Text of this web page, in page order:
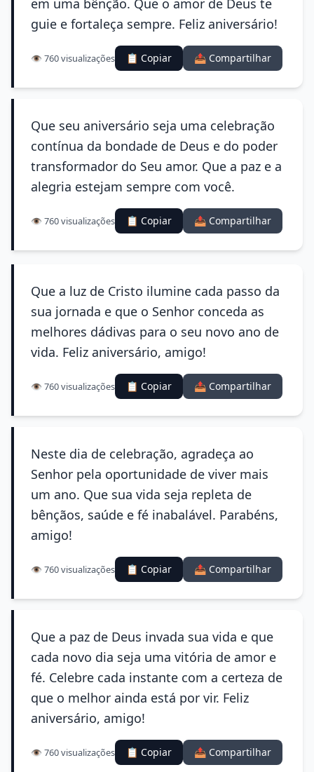
em uma bênção. Que o amor de Deus te
guie e fortaleça sempre. Feliz aniversário!
👁️ 760 visualizações 📋 Copiar 📤 Compartilhar
Que seu aniversário seja uma celebração
contínua da bondade de Deus e do poder
transformador do Seu amor. Que a paz e a
alegria estejam sempre com você.
👁️ 760 visualizações 📋 Copiar 📤 Compartilhar
Que a luz de Cristo ilumine cada passo da
sua jornada e que o Senhor conceda as
melhores dádivas para o seu novo ano de
vida. Feliz aniversário, amigo!
👁️ 760 visualizações 📋 Copiar 📤 Compartilhar
Neste dia de celebração, agradeça ao
Senhor pela oportunidade de viver mais
um ano. Que sua vida seja repleta de
bênçãos, saúde e fé inabalável. Parabéns,
amigo!
👁️ 760 visualizações 📋 Copiar 📤 Compartilhar
Que a paz de Deus invada sua vida e que
cada novo dia seja uma vitória de amor e
fé. Celebre cada instante com a certeza de
que o melhor ainda está por vir. Feliz
aniversário, amigo!
👁️ 760 visualizações 📋 Copiar 📤 Compartilhar